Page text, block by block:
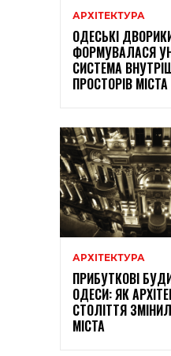
АРХІТЕКТУРА
ОДЕСЬКІ
ФОРМУВАЛАСЯ
СИСТЕМА
ПРОСТОРІВ МІСТА
АРХІТЕКТУРА
ПРИБУТКОВІ
ОДЕСИ: ЯК
СТОЛІТТЯ
МІСТА